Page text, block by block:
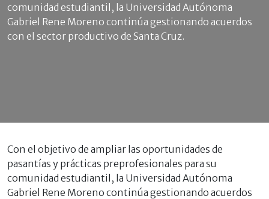
comunidad estudiantil, la Universidad Autónoma
Gabriel Rene Moreno continúa gestionando acuerdos
con el sector productivo de Santa Cruz.
Con el objetivo de ampliar las oportunidades de
pasantías y prácticas preprofesionales para su
comunidad estudiantil, la Universidad Autónoma
Gabriel Rene Moreno continúa gestionando acuerdos